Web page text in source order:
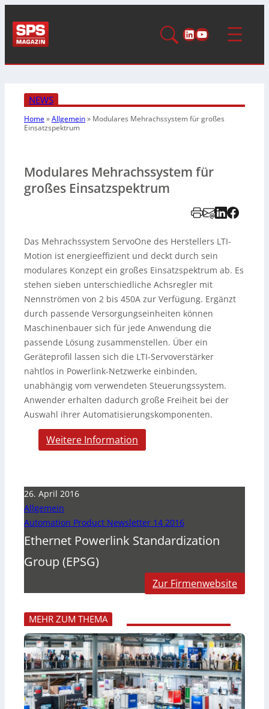
LinkedIn
YouTube
NEWS
Home»Allgemein» Modulares Mehrachssystem für großes
Einsatzspektrum
Modulares Mehrachssystem für
großes Einsatzspektrum
Das Mehrachssystem ServoOne des Herstellers LTI-
Motion ist energieeffizient und deckt durch sein
modulares Konzept ein großes Einsatzspektrum ab. Es
stehen sieben unterschiedliche Achsregler mit
Nennströmen von 2 bis 450A zur Verfügung. Ergänzt
durch passende Versorgungseinheiten können
Maschinenbauer sich für jede Anwendung die
passende Lösung zusammenstellen. Über ein
Geräteprofil lassen sich die LTI-Servoverstärker
nahtlos in Powerlink-Netzwerke einbinden,
unabhängig vom verwendeten Steuerungssystem.
Anwender erhalten dadurch große Freiheit bei der
Auswahl ihrer Automatisierungskomponenten.
Weitere Information
26. April 2016
Allgemein
Automation Product Newsletter 14 2016
Ethernet Powerlink Standardization
Group (EPSG)
Zur Firmenwebsite
MEHR ZUM THEMA